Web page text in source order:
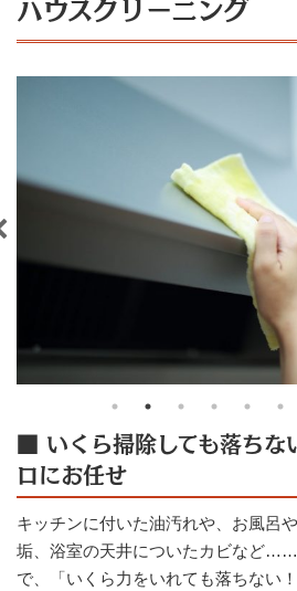
ハウスクリーニング
■ いくら掃除しても落ちな
ロにお任せ
キッチンに付いた油汚れや、お風呂
垢、浴室の天井についたカビなど
で、「いくら力をいれても落ちない